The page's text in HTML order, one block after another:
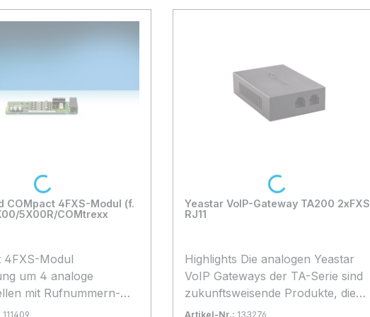
COMpact 4FXS-Modul (f.
5X00R/COMtrexx
4FXS-Modul
um 4 analoge
mit Rufnummern-
(CLIP und
111409
Loading...
Yeastar VoIP-Gateway TA200 2xFXS
RJ11
Highlights Die analogen Yeastar
VoIP Gateways der TA-Serie sind
zukunftsweisende Produkte, die
Legacy-Telefone, Faxgeräte und
Artikel-Nr.: 133276
Loading...